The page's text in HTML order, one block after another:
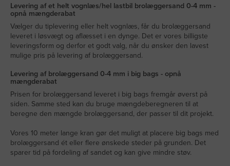
Levering af et helt vognlæs/hel lastbil brolæggersand 0-4 mm -
opnå mængderabat
Vælger du tiplevering eller helt vognlæs, får du brolæggersand
leveret i løsvægt og aflæsset i en dynge. Det er vores billigste
leveringsform og derfor et godt valg, når du ønsker den lavest
mulige pris på levering af brolæggersand.
Levering af brolæggersand 0-4 mm i big bags - opnå
mængderabat
Prisen for brolæggersand leveret i big bags fremgår øverst på
siden. Samme sted kan du bruge mængdeberegneren til at
beregne den mængde brolæggersand, der passer til dit projekt.
Vores 10 meter lange kran gør det muligt at placere big bags med
brolæggersand ét eller flere ønskede steder på grunden. Det
sparer tid på fordeling af sandet og kan give mindre støv.